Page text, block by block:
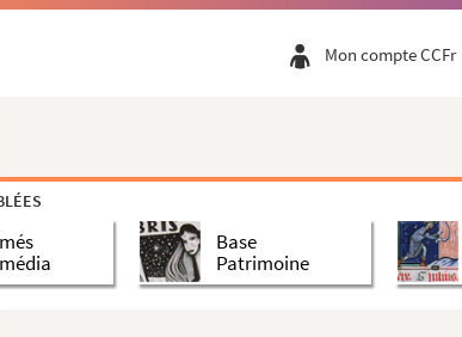
Mon compte CCFr
Base
Patrimoine